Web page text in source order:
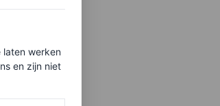
laten werken
en zijn niet